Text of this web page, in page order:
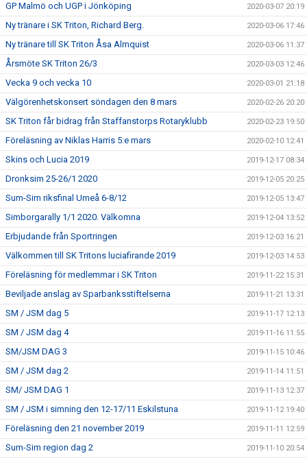
GP Malmö och UGP i Jönköping 2020-03-07 20:19
Ny tränare i SK Triton, Richard Berg. 2020-03-06 17:46
Ny tränare till SK Triton Åsa Almquist 2020-03-06 11:37
Årsmöte SK Triton 26/3 2020-03-03 12:46
Vecka 9 och vecka 10 2020-03-01 21:18
Välgörenhetskonsert söndagen den 8 mars 2020-02-26 20:20
SK Triton får bidrag från Staffanstorps Rotaryklubb 2020-02-23 19:50
Föreläsning av Niklas Harris 5:e mars 2020-02-10 12:41
Skins och Lucia 2019 2019-12-17 08:34
Dronksim 25-26/1 2020 2019-12-05 20:25
Sum-Sim riksfinal Umeå 6-8/12 2019-12-05 13:47
Simborgarally 1/1 2020. Välkomna 2019-12-04 13:52
Erbjudande från Sportringen 2019-12-03 16:21
Välkommen till SK Tritons luciafirande 2019 2019-12-03 14:53
Föreläsning för medlemmar i SK Triton 2019-11-22 15:31
Beviljade anslag av Sparbanksstiftelserna 2019-11-21 13:31
SM / JSM dag 5 2019-11-17 12:13
SM / JSM dag 4 2019-11-16 11:55
SM/JSM DAG 3 2019-11-15 10:46
SM / JSM dag 2 2019-11-14 11:51
SM/ JSM DAG 1 2019-11-13 12:37
SM / JSM i simning den 12-17/11 Eskilstuna 2019-11-12 19:40
Föreläsning den 21 november 2019 2019-11-11 12:59
Sum-Sim region dag 2 2019-11-10 20:54